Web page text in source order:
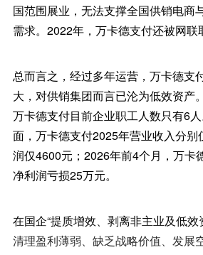
国范围展业，无法支撑全国供销电商
需求。2022年，万卡德支付还被网联
总而言之，经过多年运营，万卡德支
大，对供销集团而言已沦为低效资产
万卡德支付目前企业职工人数只有6
面，万卡德支付2025年营业收入分别
润仅4600元；2026年前4个月，万卡
净利润亏损25万元。
在国企“提质增效、剥离非主业及低效
清理盈利薄弱、缺乏战略价值、发展